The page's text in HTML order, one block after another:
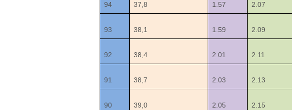
94 37,8 1.57 2.07
93 38,1 1.59 2.09
92 38,4 2.01 2.11
91 38,7 2.03 2.13
90 39,0 2.05 2.15